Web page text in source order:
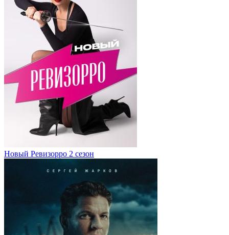
Новый Ревизорро 2 сезон